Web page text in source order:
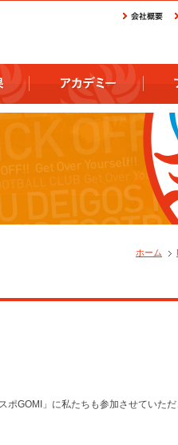
ホーム
ポGOMI」に私たちも参加させていた